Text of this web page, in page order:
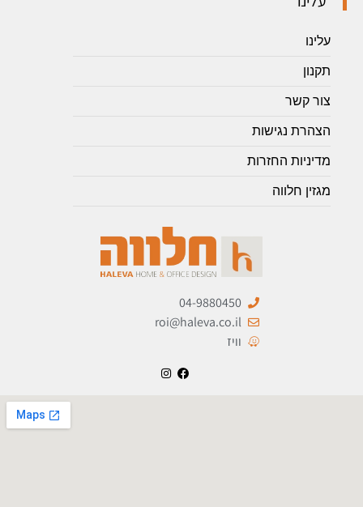
עלינו
תקנון
צור קשר
הצהרת נגישות
מדיניות החזרות
מגזין חלווה
04-9880450
roi@haleva.co.il
וויז